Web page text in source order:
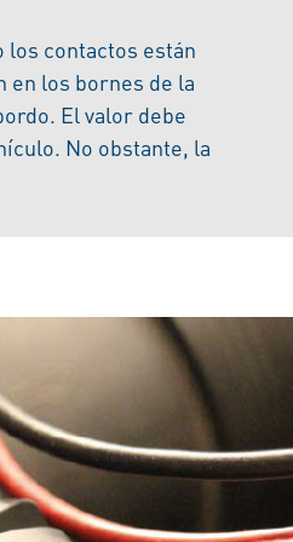
los contactos están
los bornes de la
El valor debe
No obstante, la